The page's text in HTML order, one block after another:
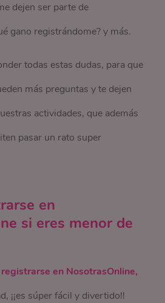
dejen ser parte de
gano registrándome? y más.
todas estas dudas, para que
más preguntas y te dejen
actividades, que además
pasar un rato super
en
si eres menor de
en NosotrasOnline,
¡¡es súper fácil y divertido!!